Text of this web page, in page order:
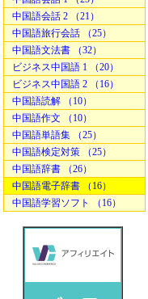
中国語会話 2 （21）
中国語旅行会話 （25）
中国語文法書 （32）
ビジネス中国語 1 （20）
ビジネス中国語 2 （16）
中国語読解 （10）
中国語作文 （10）
中国語単語集 （25）
中国語検定対策 （25）
中国語辞書 （26）
中国語電子辞書 （16）
中国語学習ソフト （16）